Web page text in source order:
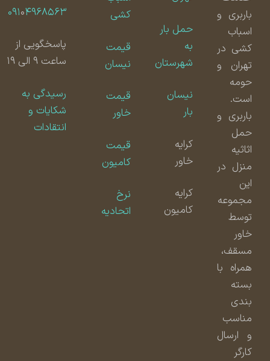
باربری و
اسباب
کشی در
تهران و
حومه
است.
باربری و
حمل
اثاثیه
منزل در
مجموعه
توسط
مسقف،
همراه با
بسته
بندی
مناسب
و ارسال
حمل بار
شهرستان
نیسان
کامیون
کشی
قیمت
نیسان
قیمت
قیمت
کامیون
اتحادیه
۰۹۱۰۴۹۶۸۵۶۳
پاسخگویی از
ساعت ۹ الی ۱۹
رسیدگی به
شکایات و
انتقادات